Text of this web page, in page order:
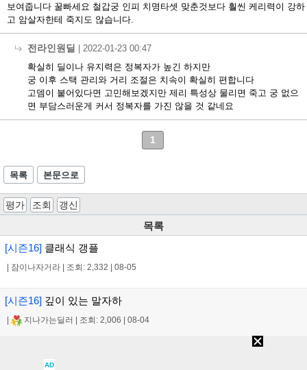
보여줍니다 꿀빠세요 철갑궁 인피 치명타셋 맞춘것보다 훨씬 케리력이 강하
고 암살자한테 죽지도 않습니다.
전라인원딜
2022-01-23 00:47
확실히 딜이나 유지력은 정복자가 높긴 하지만
궁 이후 스택 관리와 거리 조절은 치속이 확실히 편합니다
고뎀이 붙어있다면 고민해보겠지만 제리 특성상 물리면 죽고 궁 없으
면 부담스러운게 커서 정복자를 가진 않을 것 같네요
1
목록 본문으로
평가 조회 갱신
목록
[시즌16] 클래식 갱플
잠이나자거라 조회: 2,332 08-05
[시즌16] 깊이 있는 말자하
지나가는딜러 조회: 2,006 08-04
AD